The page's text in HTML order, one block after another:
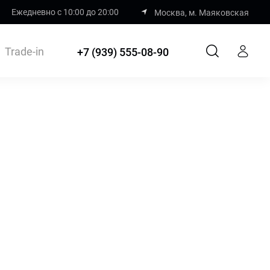
Ежедневно с 10:00 до 20:00 Москва, м. Маяковская
Trade-in +7 (939) 555-08-90